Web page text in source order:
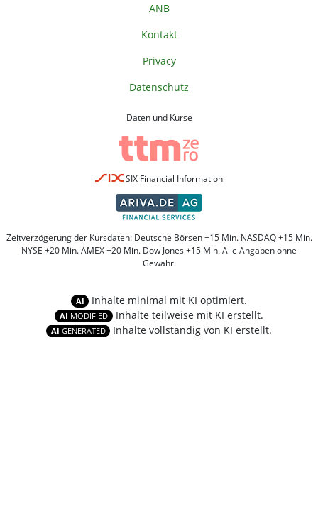
ANB
Kontakt
Privacy
Datenschutz
Daten und Kurse
SIX Financial Information
Zeitverzögerung der Kursdaten: Deutsche Börsen +15 Min. NASDAQ +15 Min.
NYSE +20 Min. AMEX +20 Min. Dow Jones +15 Min. Alle Angaben ohne
Gewähr.
AI Inhalte minimal mit KI optimiert.
AI MODIFIED Inhalte teilweise mit KI erstellt.
AI GENERATED Inhalte vollständig von KI erstellt.